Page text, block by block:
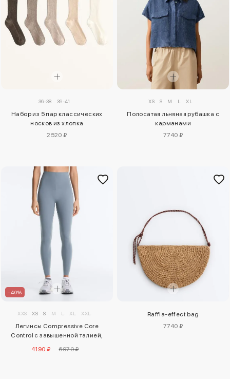
36-38 39-41
Набор из 5 пар классических
носков из хлопка
2520 ₽
XS S M L XL
Полосатая льняная рубашка с
карманами
7740 ₽
–40%
XXS XS S M L XL XXL
Легинсы Compressive Core
Control с завышенной талией,
4190 ₽ 6970 ₽
Raffia-effect bag
7740 ₽